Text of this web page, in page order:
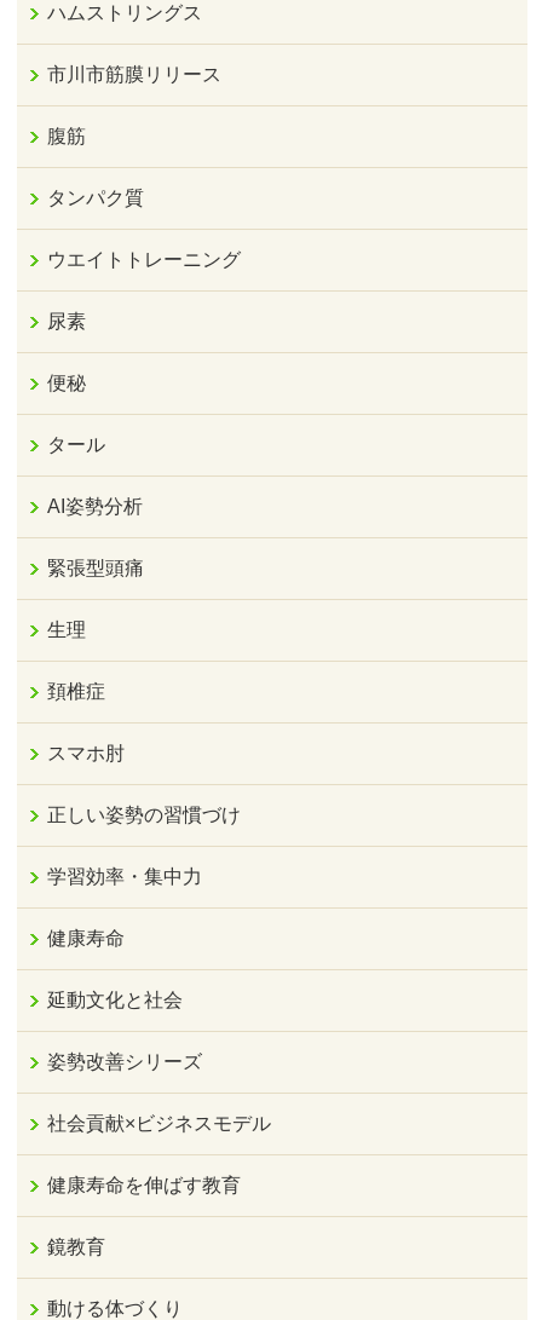
ハムストリングス
市川市筋膜リリース
腹筋
タンパク質
ウエイトトレーニング
尿素
便秘
タール
AI姿勢分析
緊張型頭痛
生理
頚椎症
スマホ肘
正しい姿勢の習慣づけ
学習効率・集中力
健康寿命
延動文化と社会
姿勢改善シリーズ
社会貢献×ビジネスモデル
健康寿命を伸ばす教育
鏡教育
動ける体づくり